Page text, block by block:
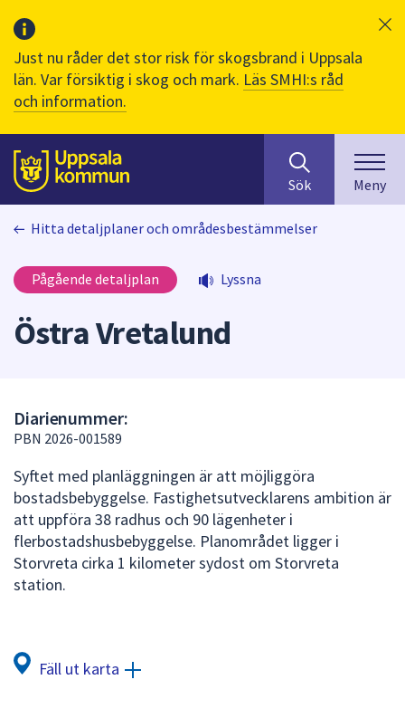
Just nu råder det stor risk för skogsbrand i Uppsala
län. Var försiktig i skog och mark. Läs SMHI:s råd
och information.
Till sidans
huvudinnehåll
efter
innehåll
på
webbplatsen.
under
fältet.
Använd
piltangenterna
för
Sök Meny
Hitta detaljplaner och områdesbestämmelser
Pågående detaljplan Lyssna
Östra Vretalund
Diarienummer:
PBN 2026-001589
Syftet med planläggningen är att möjliggöra
bostadsbebyggelse. Fastighetsutvecklarens ambition är
att uppföra 38 radhus och 90 lägenheter i
flerbostadshusbebyggelse. Planområdet ligger i
Storvreta cirka 1 kilometer sydost om Storvreta
station.
Fäll ut karta